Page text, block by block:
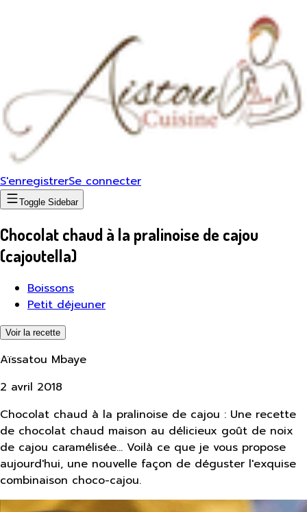
S'enregistrerSe connecter
Toggle Sidebar
Chocolat chaud à la pralinoise de cajou
(cajoutella)
Boissons
Petit déjeuner
Voir la recette
Aïssatou Mbaye
2 avril 2018
Chocolat chaud à la pralinoise de cajou : Une recette
de chocolat chaud maison au délicieux goût de noix
de cajou caramélisée... Voilà ce que je vous propose
aujourd'hui, une nouvelle façon de déguster l'exquise
combinaison choco-cajou.